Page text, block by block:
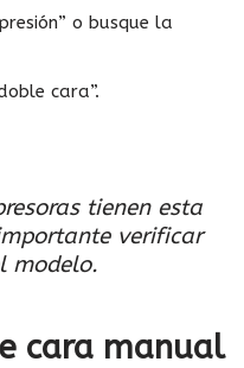
o busque la
cara”.
tienen esta
verificar
modelo.
cara manual